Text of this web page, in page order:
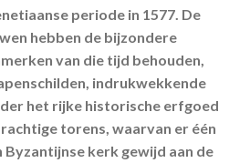
periode in 1577. De
hebben de bijzondere
van die tijd behouden,
indrukwekkende
het rijke historische erfgoed
torens, waarvan er één
Byzantijnse kerk gewijd aan de